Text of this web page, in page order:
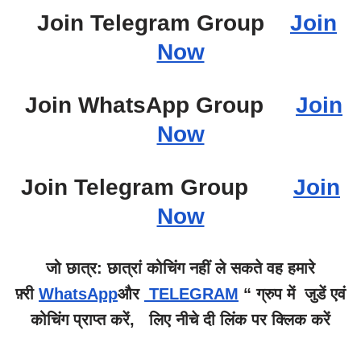
Join Telegram Group Join
Now
Join WhatsApp Group Join
Now
Join Telegram Group Join
Now
जो छात्र: छात्रां कोचिंग नहीं ले सकते वह हमारे
फ़्री WhatsAppऔर TELEGRAM “ ग्रुप में जुडें एवं
कोचिंग प्राप्त करें, लिए नीचे दी लिंक पर क्लिक करें